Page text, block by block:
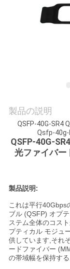
に
絡
な
さ
い
ニ
製品の説明
QSFP-40G-SR4
Qsfp-
QSFP-40G-
光ファイバー
製品説明:
これは平行40Gbps
ブル (QSFP) オプ
ステム全体のコス
プティカル モジュ
供しています,それ
ードファイバー
の帯域幅を保持す